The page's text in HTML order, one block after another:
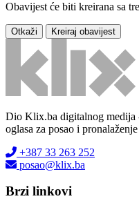
Obavijest će biti kreirana sa
Otkaži Kreiraj obavijest
Dio Klix.ba digitalnog medija
oglasa za posao i
+387 33 263 252
posao@klix.ba
Brzi linkovi